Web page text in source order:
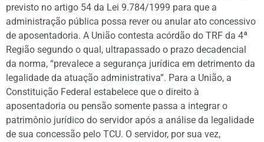
previsto no artigo 54 da Lei 9.784/1999 para que a
administração pública possa rever ou anular ato concessivo
de aposentadoria. A União contesta acórdão do TRF da 4ª
Região segundo o qual, ultrapassado o prazo decadencial
da norma, “prevalece a segurança jurídica em detrimento da
legalidade da atuação administrativa”. Para a União, a
Constituição Federal estabelece que o direito à
aposentadoria ou pensão somente passa a integrar o
patrimônio jurídico do servidor após a análise da legalidade
de sua concessão pelo TCU. O servidor, por sua vez,